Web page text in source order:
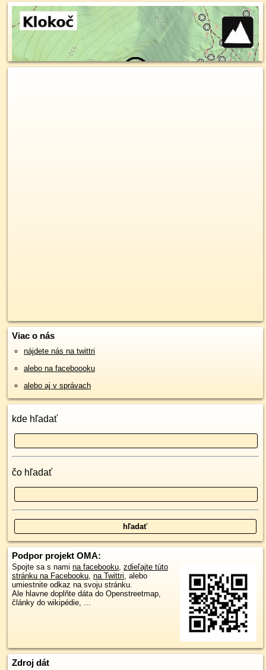
Viac o nás
nájdete nás na twittri
alebo na faceboooku
alebo aj v správach
kde hľadať
čo hľadať
Podpor projekt OMA:
Spojte sa s nami na facebooku, zdieľajte túto
stránku na Facebooku, na Twittri, alebo
umiestnite odkaz na svoju stránku.
Ale hlavne doplňte dáta do Openstreetmap,
články do wikipédie, ...
Zdroj dát